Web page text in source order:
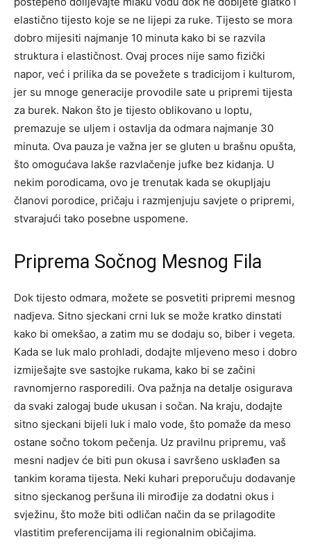
elastično tijesto koje se ne lijepi za ruke. Tijesto se mora
dobro mijesiti najmanje 10 minuta kako bi se razvila
struktura i elastičnost. Ovaj proces nije samo fizički
napor, već i prilika da se povežete s tradicijom i kulturom,
jer su mnoge generacije provodile sate u pripremi tijesta
za burek. Nakon što je tijesto oblikovano u loptu,
premazuje se uljem i ostavlja da odmara najmanje 30
minuta. Ova pauza je važna jer se gluten u brašnu opušta,
što omogućava lakše razvlačenje jufke bez kidanja. U
nekim porodicama, ovo je trenutak kada se okupljaju
članovi porodice, pričaju i razmjenjuju savjete o pripremi,
stvarajući tako posebne uspomene.
Priprema Sočnog Mesnog Fila
Dok tijesto odmara, možete se posvetiti pripremi mesnog
nadjeva. Sitno sjeckani crni luk se može kratko dinstati
kako bi omekšao, a zatim mu se dodaju so, biber i vegeta.
Kada se luk malo prohladi, dodajte mljeveno meso i dobro
izmiješajte sve sastojke rukama, kako bi se začini
ravnomjerno rasporedili. Ova pažnja na detalje osigurava
da svaki zalogaj bude ukusan i sočan. Na kraju, dodajte
sitno sjeckani bijeli luk i malo vode, što pomaže da meso
ostane sočno tokom pečenja. Uz pravilnu pripremu, vaš
mesni nadjev će biti pun okusa i savršeno usklađen sa
tankim korama tijesta. Neki kuhari preporučuju dodavanje
sitno sjeckanog peršuna ili mirođije za dodatni okus i
svježinu, što može biti odličan način da se prilagodite
vlastitim preferencijama ili regionalnim običajima.